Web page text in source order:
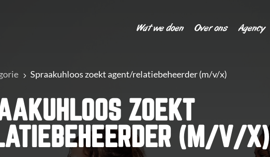
Wat we doen Over ons Agency
5 Spraakuhloos zoekt agent/relatiebeheerder (m/v/x)
ZOEKT
(M/V/X)